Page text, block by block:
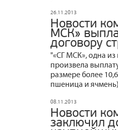
26.11.2013
Новости
МСК»
договору
"«СГ МСК», одна
произвела
размере более
пшеница и
08.11.2013
Новости
заключил